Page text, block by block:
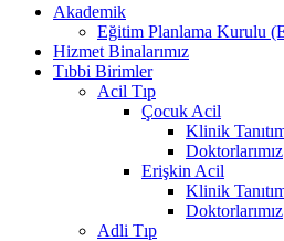
Akademik
Eğitim Planlama Kurulu
Hizmet Binalarımız
Tıbbi Birimler
Acil Tıp
Çocuk Acil
Klinik
Doktorlarımız
Erişkin Acil
Klinik
Doktorlarımız
Adli Tıp